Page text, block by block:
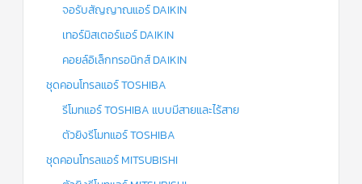
จอรับสัญญาณแอร์ DAIKIN
เทอร์มิสเตอร์แอร์ DAIKIN
คอยล์อิเล็กทรอนิกส์ DAIKIN
ชุดคอนโทรลแอร์ TOSHIBA
รีโมทแอร์ TOSHIBA แบบมีสายและไร้สาย
ตัวยิงรีโมทแอร์ TOSHIBA
ชุดคอนโทรลแอร์ MITSUBISHI